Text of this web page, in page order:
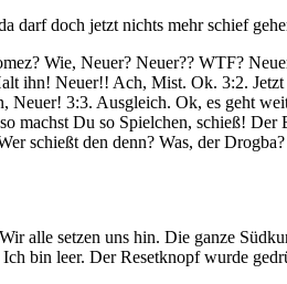
darf doch jetzt nichts mehr schief
Wie, Neuer? Neuer?? WTF?
ihn! Neuer!! Ach, Mist. Ok. 3:2.
3:3. Ausgleich. Ok, es geht
machst Du so Spielchen, schieß!
den denn? Was, der
alle setzen uns hin. Die ganze
bin leer. Der Resetknopf wurde